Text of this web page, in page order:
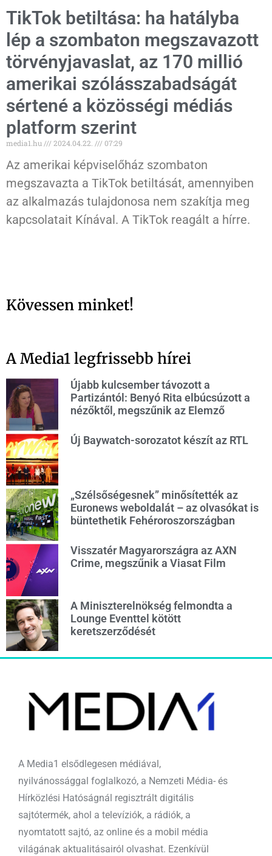
TikTok betiltása: ha hatályba
lép a szombaton megszavazott
törvényjavaslat, az 170 millió
amerikai szólásszabadságát
sértené a közösségi médiás
platform szerint
media1.hu 2024.04.22. 07:29
Az amerikai képviselőház szombaton
megszavazta a TikTok betiltását, amennyiben
az alkalmazás tulajdonosa nem szakítja meg
kapcsolatait Kínával. A TikTok reagált a hírre.
Kövessen minket!
A Media1 legfrissebb hírei
Újabb kulcsember távozott a
Partizántól: Benyó Rita elbúcsúzott a
nézőktől, megszűnik az Elemző
Új Baywatch-sorozatot készít az RTL
„Szélsőségesnek” minősítették az
Euronews weboldalát – az olvasókat is
büntethetik Fehéroroszországban
Visszatér Magyarországra az AXN
Crime, megszűnik a Viasat Film
A Miniszterelnökség felmondta a
Lounge Eventtel kötött
keretszerződését
A Media1 elsődlegesen médiával,
nyilvánossággal foglalkozó, a Nemzeti Média- és
Hírközlési Hatóságnál regisztrált digitális
sajtótermék, ahol a televíziók, a rádiók, a
nyomtatott sajtó, az online és a mobil média
világának aktualitásairól olvashat. Ezenkívül